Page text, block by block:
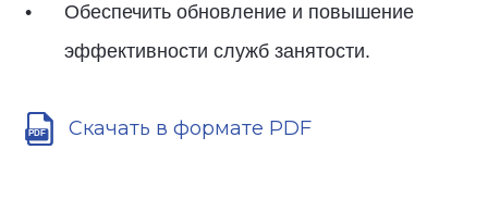
Обеспечить обновление и повышение
эффективности служб занятости.
Скачать в формате PDF